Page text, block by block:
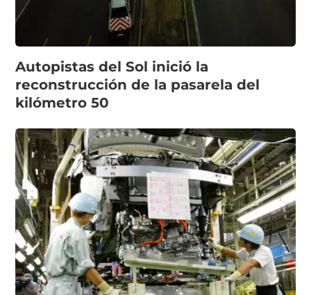
Autopistas del Sol inició la
reconstrucción de la pasarela del
kilómetro 50